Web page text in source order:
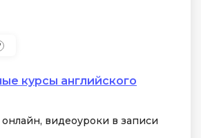
курсы английского
видеоуроки в записи